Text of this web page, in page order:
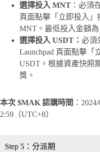
選擇投入 MNT ：必須
頁面點擊「立即投入
MNT。最低投入金額為
選擇投入 USDT： 必須
Launchpad 頁面點擊「
USDT。根據資產快照
獎。
本次 $MAK 認購時間 ：
2:59（UTC+8）
Step 5：分派期